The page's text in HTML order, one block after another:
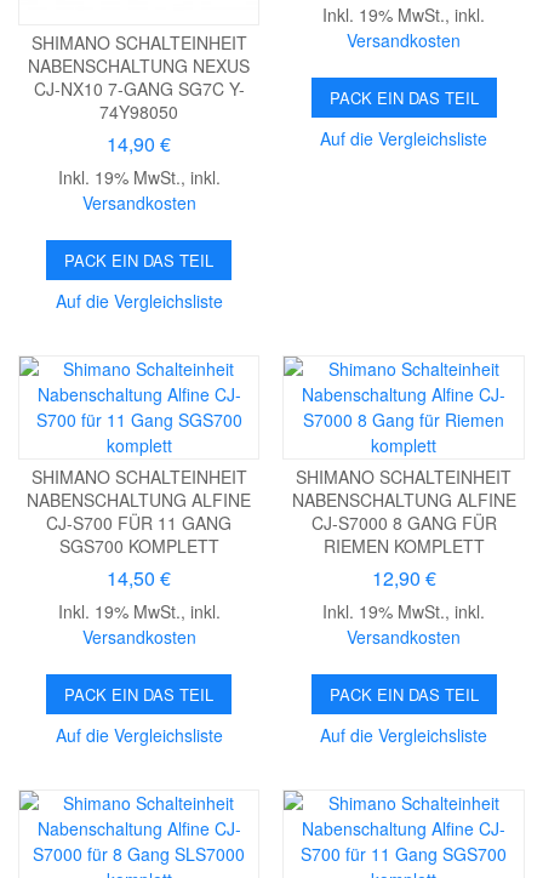
SHIMANO SCHALTEINHEIT
NABENSCHALTUNG NEXUS
CJ-NX10 7-GANG SG7C Y-
74Y98050
14,90 €
Inkl. 19% MwSt., inkl.
Versandkosten
PACK EIN DAS TEIL
Auf die Vergleichsliste
Inkl. 19% MwSt.,inkl.
Versandkosten
PACK EIN DAS TEIL
Auf die Vergleichsliste
SHIMANO SCHALTEINHEIT
NABENSCHALTUNG ALFINE
CJ-S700 FÜR 11 GANG
SGS700 KOMPLETT
14,50 €
Inkl. 19% MwSt., inkl.
Versandkosten
PACK EIN DAS TEIL
Auf die Vergleichsliste
SHIMANO SCHALTEINHEIT
NABENSCHALTUNG ALFINE
CJ-S7000 8 GANG FÜR
RIEMEN KOMPLETT
12,90 €
Inkl. 19% MwSt.,inkl.
Versandkosten
PACK EIN DAS TEIL
Auf die Vergleichsliste